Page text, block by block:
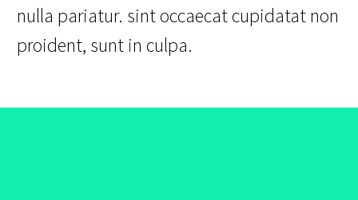
nulla pariatur. sint occaecat cupidatat non
proident, sunt in culpa.